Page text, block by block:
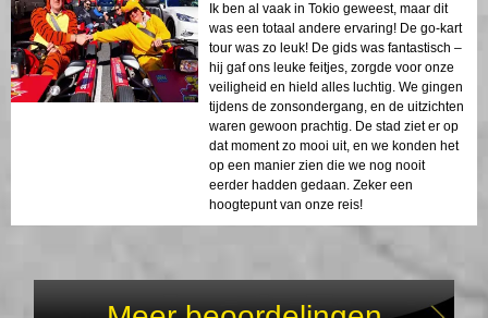
Ik ben al vaak in Tokio geweest, maar dit
was een totaal andere ervaring! De go-kart
tour was zo leuk! De gids was fantastisch –
hij gaf ons leuke feitjes, zorgde voor onze
veiligheid en hield alles luchtig. We gingen
tijdens de zonsondergang, en de uitzichten
waren gewoon prachtig. De stad ziet er op
dat moment zo mooi uit, en we konden het
op een manier zien die we nog nooit
eerder hadden gedaan. Zeker een
hoogtepunt van onze reis!